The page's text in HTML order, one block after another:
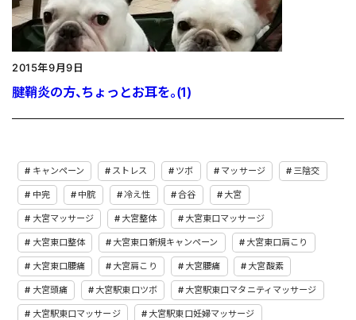
2015年9月9日
腱鞘炎の方、ちょっとお耳を。(1)
キャンペーン ストレス ツボ マッサージ 三陰交
中完 中脘 冷え性 合谷 大宮
大宮マッサージ 大宮整体 大宮東口マッサージ
大宮東口整体 大宮東口新規キャンペーン 大宮東口肩こり
大宮東口腰痛 大宮肩こり 大宮腰痛 大宮酸素
大宮頭痛 大宮駅東口ツボ 大宮駅東口マタニティマッサージ
大宮駅東口マッサージ 大宮駅東口妊婦マッサージ